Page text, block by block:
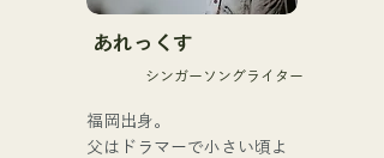
1stシングル「雑に畳んで」
を2025年1月23日にリリー
成、バンド編成などさまざ
まな形で音楽を表現する。
あれっくす
シンガーソングライター
福岡出身。
父はドラマーで小さい頃よ